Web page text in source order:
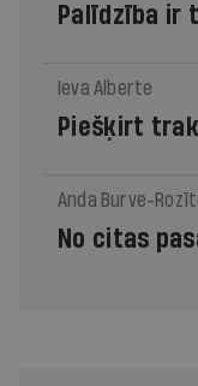
Palīdzība ir
Ieva Alberte
Piešķirt
Anda Burve-
No citas